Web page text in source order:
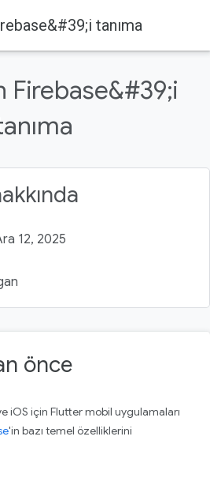
tanıma
Firebase&#39;i
12, 2025
önce
iOS için Flutter mobil uygulamaları
'in bazı temel özelliklerini